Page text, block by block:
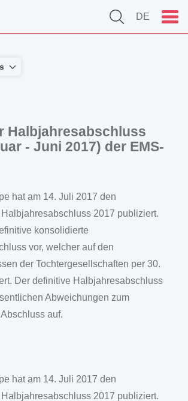
DE
Halbjahresabschluss
- Juni 2017) der EMS-
hat am 14. Juli 2017 den
2017 publiziert.
konsolidierte
vor, welcher auf den
der Tochtergesellschaften per 30.
Der definitive Halbjahresabschluss
Abweichungen zum
auf.
hat am 14. Juli 2017 den
2017 publiziert.